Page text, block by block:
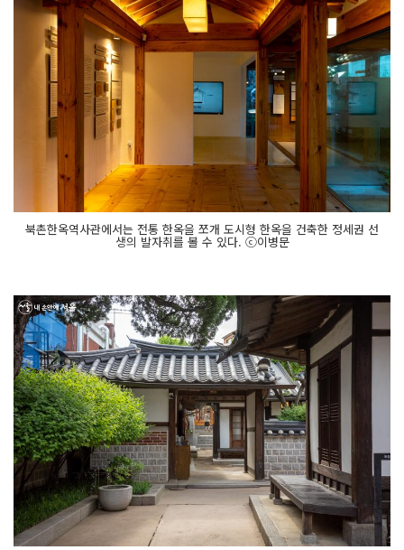
북촌한옥역사관에서는 전통 한옥을 쪼개 도시형 한옥을 건축한 정세권 선
생의 발자취를 볼 수 있다. ⓒ이병문